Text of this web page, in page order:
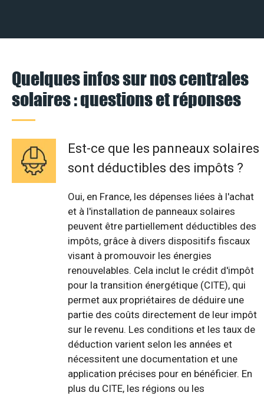
Quelques infos sur nos centrales
solaires : questions et réponses
Est-ce que les panneaux solaires
sont déductibles des impôts ?
Oui, en France, les dépenses liées à l'achat
et à l'installation de panneaux solaires
peuvent être partiellement déductibles des
impôts, grâce à divers dispositifs fiscaux
visant à promouvoir les énergies
renouvelables. Cela inclut le crédit d'impôt
pour la transition énergétique (CITE), qui
permet aux propriétaires de déduire une
partie des coûts directement de leur impôt
sur le revenu. Les conditions et les taux de
déduction varient selon les années et
nécessitent une documentation et une
application précises pour en bénéficier. En
plus du CITE, les régions ou les